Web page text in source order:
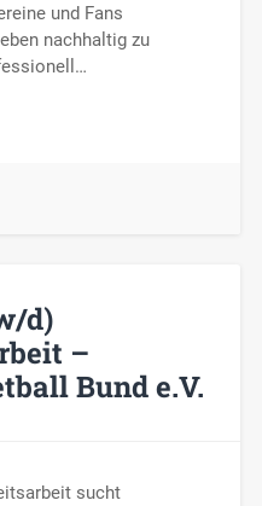
und Fans
nachhaltig zu
d)
–
Bund e.V.
sucht